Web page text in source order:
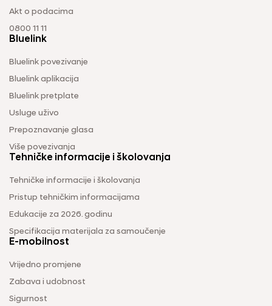
Akt o podacima
0800 11 11
Bluelink
Bluelink povezivanje
Bluelink aplikacija
Bluelink pretplate
Usluge uživo
Prepoznavanje glasa
Više povezivanja
Tehničke informacije i školovanja
Tehničke informacije i školovanja
Pristup tehničkim informacijama
Edukacije za 2026. godinu
Specifikacija materijala za samoučenje
E-mobilnost
Vrijedno promjene
Zabava i udobnost
Sigurnost